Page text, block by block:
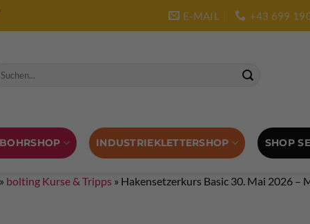
E-MAIL +43 699
nach:
INDUSTRIEKLETTERSHOP SHOP
» bolting Kurse & Tripps » Hakensetzerkurs Basic 30. Mai 2026 –